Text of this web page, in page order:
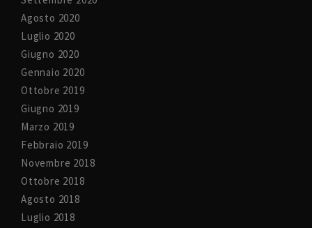
Agosto 2020
Luglio 2020
Giugno 2020
Gennaio 2020
Ottobre 2019
Giugno 2019
Marzo 2019
Febbraio 2019
Novembre 2018
Ottobre 2018
Agosto 2018
Luglio 2018